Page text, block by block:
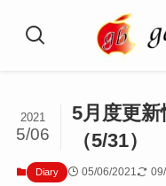
5月度更
（5/31）
2021
5/06
Diary 05/06/2021